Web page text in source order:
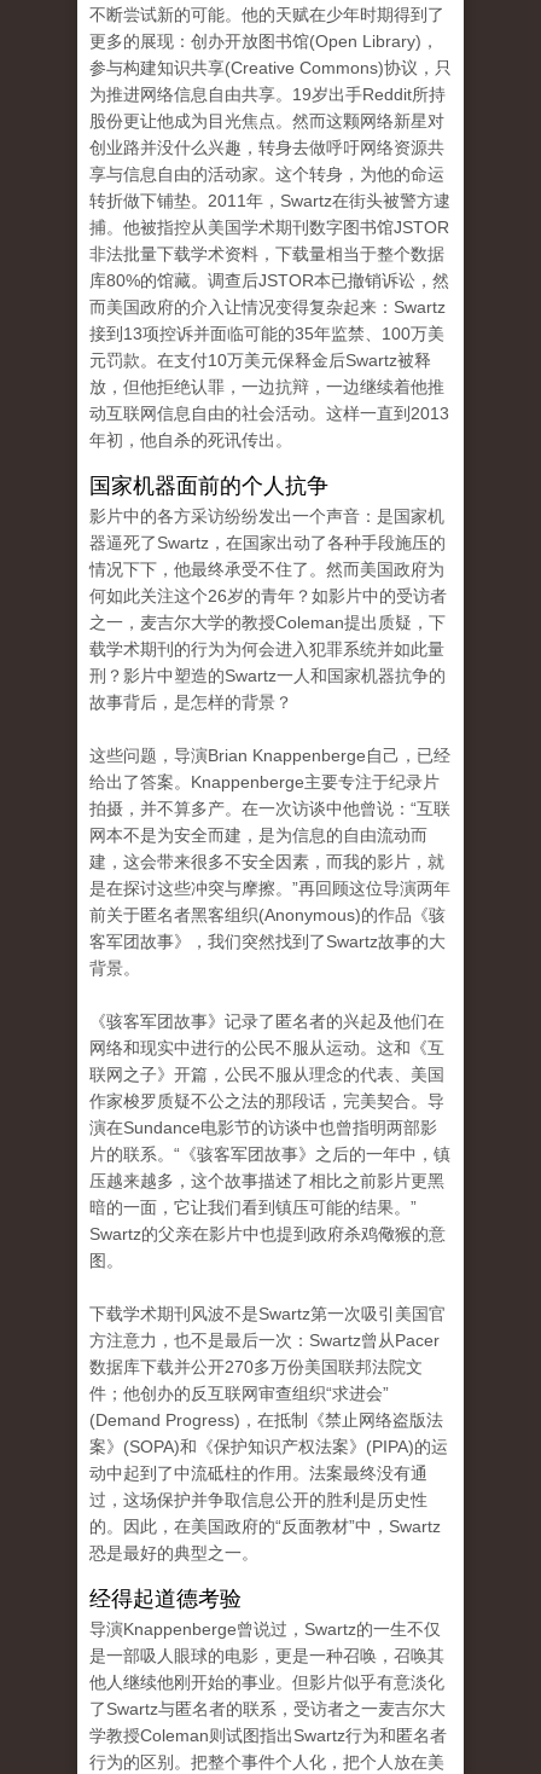
不断尝试新的可能。他的天赋在少年时期得到了
更多的展现：创办开放图书馆(Open Library)，
参与构建知识共享(Creative Commons)协议，只
为推进网络信息自由共享。19岁出手Reddit所持
股份更让他成为目光焦点。然而这颗网络新星对
创业路并没什么兴趣，转身去做呼吁网络资源共
享与信息自由的活动家。这个转身，为他的命运
转折做下铺垫。2011年，Swartz在街头被警方逮
捕。他被指控从美国学术期刊数字图书馆JSTOR
非法批量下载学术资料，下载量相当于整个数据
库80%的馆藏。调查后JSTOR本已撤销诉讼，然
而美国政府的介入让情况变得复杂起来：Swartz
接到13项控诉并面临可能的35年监禁、100万美
元罚款。在支付10万美元保释金后Swartz被释
放，但他拒绝认罪，一边抗辩，一边继续着他推
动互联网信息自由的社会活动。这样一直到2013
年初，他自杀的死讯传出。
国家机器面前的个人抗争
影片中的各方采访纷纷发出一个声音：是国家机
器逼死了Swartz，在国家出动了各种手段施压的
情况下下，他最终承受不住了。然而美国政府为
何如此关注这个26岁的青年？如影片中的受访者
之一，麦吉尔大学的教授Coleman提出质疑，下
载学术期刊的行为为何会进入犯罪系统并如此量
刑？影片中塑造的Swartz一人和国家机器抗争的
故事背后，是怎样的背景？
这些问题，导演Brian Knappenberge自己，已经
给出了答案。Knappenberge主要专注于纪录片
拍摄，并不算多产。在一次访谈中他曾说：“互联
网本不是为安全而建，是为信息的自由流动而
建，这会带来很多不安全因素，而我的影片，就
是在探讨这些冲突与摩擦。”再回顾这位导演两年
前关于匿名者黑客组织(Anonymous)的作品《骇
客军团故事》，我们突然找到了Swartz故事的大
背景。
《骇客军团故事》记录了匿名者的兴起及他们在
网络和现实中进行的公民不服从运动。这和《互
联网之子》开篇，公民不服从理念的代表、美国
作家梭罗质疑不公之法的那段话，完美契合。导
演在Sundance电影节的访谈中也曾指明两部影
片的联系。“《骇客军团故事》之后的一年中，镇
压越来越多，这个故事描述了相比之前影片更黑
暗的一面，它让我们看到镇压可能的结果。”
Swartz的父亲在影片中也提到政府杀鸡儆猴的意
图。
下载学术期刊风波不是Swartz第一次吸引美国官
方注意力，也不是最后一次：Swartz曾从Pacer
数据库下载并公开270多万份美国联邦法院文
件；他创办的反互联网审查组织“求进会”
(Demand Progress)，在抵制《禁止网络盗版法
案》(SOPA)和《保护知识产权法案》(PIPA)的运
动中起到了中流砥柱的作用。法案最终没有通
过，这场保护并争取信息公开的胜利是历史性
的。因此，在美国政府的“反面教材”中，Swartz
恐是最好的典型之一。
经得起道德考验
导演Knappenberge曾说过，Swartz的一生不仅
是一部吸人眼球的电影，更是一种召唤，召唤其
他人继续他刚开始的事业。但影片似乎有意淡化
了Swartz与匿名者的联系，受访者之一麦吉尔大
学教授Coleman则试图指出Swartz行为和匿名者
行为的区别。把整个事件个人化，把个人放在美